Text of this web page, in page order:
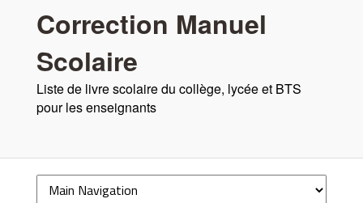
Correction Manuel
Scolaire
Liste de livre scolaire du collège, lycée et BTS
pour les enseignants